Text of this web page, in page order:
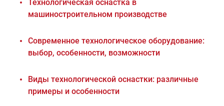
Технологическая оснастка в
машиностроительном производстве
Современное технологическое оборудование:
выбор, особенности, возможности
Виды технологической оснастки: различные
примеры и особенности